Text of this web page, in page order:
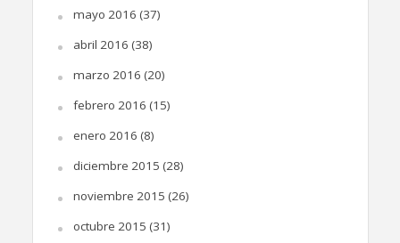
mayo 2016 (37)
abril 2016 (38)
marzo 2016 (20)
febrero 2016 (15)
enero 2016 (8)
diciembre 2015 (28)
noviembre 2015 (26)
octubre 2015 (31)